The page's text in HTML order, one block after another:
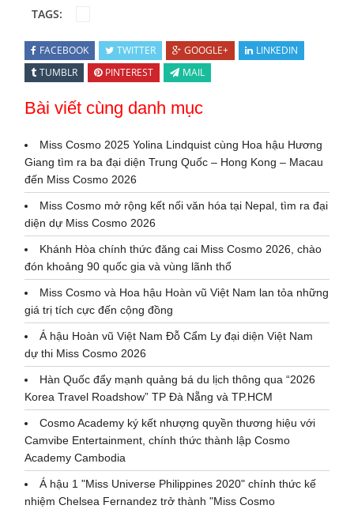
TAGS:
FACEBOOK TWITTER GOOGLE+
LINKEDIN
TUMBLR
PINTEREST MAIL
Bài viết cùng danh mục
Miss Cosmo 2025 Yolina Lindquist cùng Hoa hậu Hương
Giang tìm ra ba đại diện Trung Quốc – Hong Kong – Macau
đến Miss Cosmo 2026
Miss Cosmo mở rộng kết nối văn hóa tại Nepal, tìm ra đại
diện dự Miss Cosmo 2026
Khánh Hòa chính thức đăng cai Miss Cosmo 2026, chào
đón khoảng 90 quốc gia và vùng lãnh thổ
Miss Cosmo và Hoa hậu Hoàn vũ Việt Nam lan tỏa những
giá trị tích cực đến cộng đồng
Á hậu Hoàn vũ Việt Nam Đỗ Cẩm Ly đại diện Việt Nam
dự thi Miss Cosmo 2026
Hàn Quốc đẩy mạnh quảng bá du lịch thông qua “2026
Korea Travel Roadshow” TP Đà Nẵng và TP.HCM
Cosmo Academy ký kết nhượng quyền thương hiệu với
Camvibe Entertainment, chính thức thành lập Cosmo
Academy Cambodia
Á hậu 1 "Miss Universe Philippines 2020" chính thức kế
nhiệm Chelsea Fernandez trở thành "Miss Cosmo